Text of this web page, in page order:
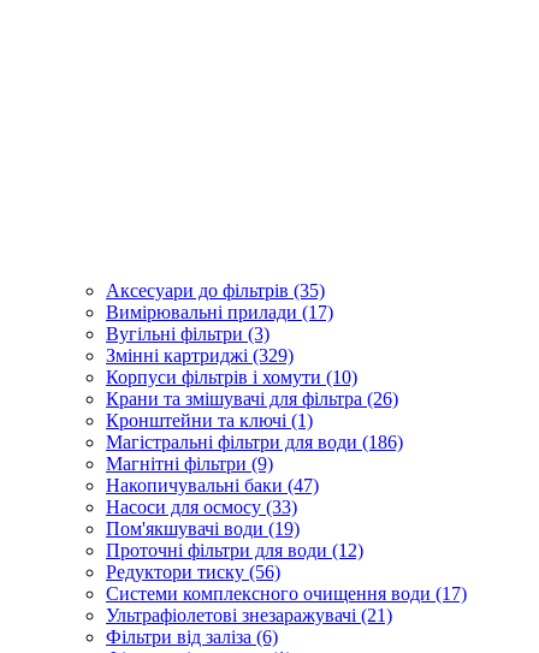
Аксесуари до фільтрів (35)
Вимірювальні прилади (17)
Вугільні фільтри (3)
Змінні картриджі (329)
Корпуси фільтрів і хомути (10)
Крани та змішувачі для фільтра (26)
Кронштейни та ключі (1)
Магістральні фільтри для води (186)
Магнітні фільтри (9)
Накопичувальні баки (47)
Насоси для осмосу (33)
Пом'якшувачі води (19)
Проточні фільтри для води (12)
Редуктори тиску (56)
Системи комплексного очищення води (17)
Ультрафіолетові знезаражувачі (21)
Фільтри від заліза (6)